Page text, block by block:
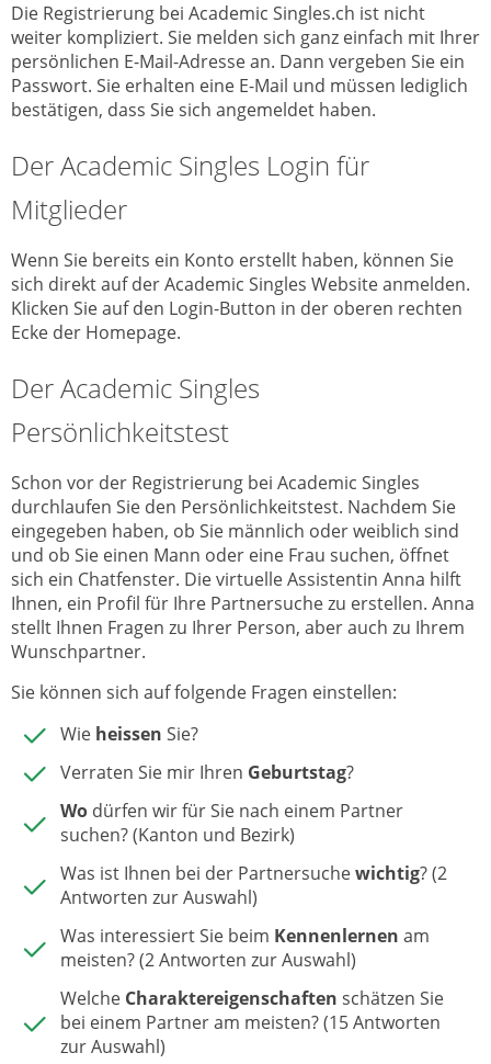
Die Registrierung bei Academic Singles.ch ist nicht
weiter kompliziert. Sie melden sich ganz einfach mit Ihrer
persönlichen E-Mail-Adresse an. Dann vergeben Sie ein
Passwort. Sie erhalten eine E-Mail und müssen lediglich
bestätigen, dass Sie sich angemeldet haben.
Der Academic Singles Login für
Mitglieder
Wenn Sie bereits ein Konto erstellt haben, können Sie
sich direkt auf der Academic Singles Website anmelden.
Klicken Sie auf den Login-Button in der oberen rechten
Ecke der Homepage.
Der Academic Singles
Persönlichkeitstest
Schon vor der Registrierung bei Academic Singles
durchlaufen Sie den Persönlichkeitstest. Nachdem Sie
eingegeben haben, ob Sie männlich oder weiblich sind
und ob Sie einen Mann oder eine Frau suchen, öffnet
sich ein Chatfenster. Die virtuelle Assistentin Anna hilft
Ihnen, ein Profil für Ihre Partnersuche zu erstellen. Anna
stellt Ihnen Fragen zu Ihrer Person, aber auch zu Ihrem
Wunschpartner.
Sie können sich auf folgende Fragen einstellen:
Wie heissen Sie?
Verraten Sie mir Ihren Geburtstag?
Wo dürfen wir für Sie nach einem Partner
suchen? (Kanton und Bezirk)
Was ist Ihnen bei der Partnersuchewichtig? (2
Antworten zur Auswahl)
Was interessiert Sie beim Kennenlernen am
meisten? (2 Antworten zur Auswahl)
Welche Charaktereigenschaften schätzen Sie
bei einem Partner am meisten? (15 Antworten
zur Auswahl)